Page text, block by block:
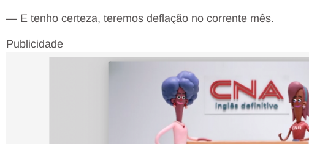
— E tenho certeza, teremos deflação no corrente mês.
Publicidade